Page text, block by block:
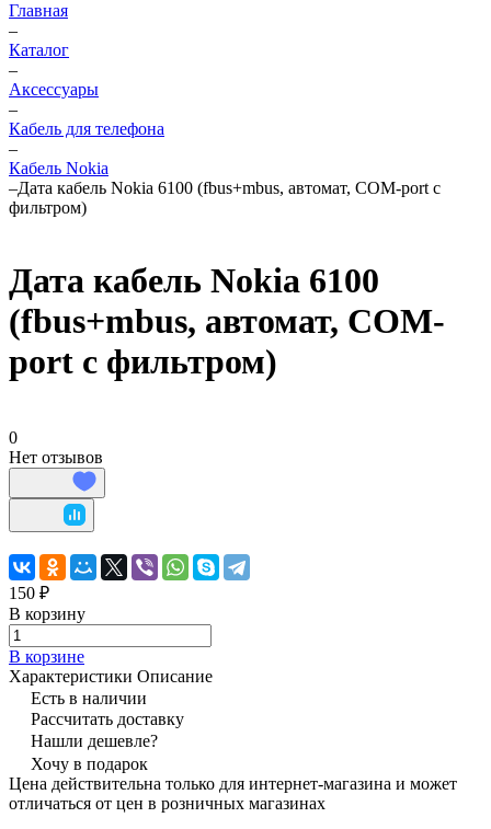
Главная
–
Каталог
–
Аксессуары
–
Кабель для телефона
–
Кабель Nokia
–Дата кабель Nokia 6100 (fbus+mbus, автомат, COM-port с
фильтром)
Дата кабель Nokia 6100
(fbus+mbus, автомат, COM-
port с фильтром)
0
Нет отзывов
150 ₽
В корзину
В корзине
Характеристики Описание
Есть в наличии
Рассчитать доставку
Нашли дешевле?
Хочу в подарок
Цена действительна только для интернет-магазина и может
отличаться от цен в розничных магазинах